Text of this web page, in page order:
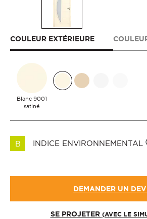
COULEUR EXTÉRIEURE
Blanc 9001
satiné
B INDICE ENVIRONNEMENTAL
DEMANDER UN
SE PROJETER (AVEC LE